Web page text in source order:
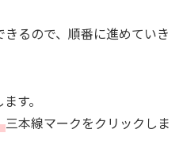
るので、順番に進めていき
す。
三本線マークをクリックしま